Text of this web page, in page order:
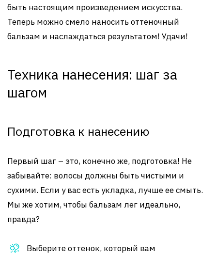
быть настоящим произведением искусства.
Теперь можно смело наносить оттеночный
бальзам и наслаждаться результатом! Удачи!
Техника нанесения: шаг за
шагом
Подготовка к нанесению
Первый шаг – это, конечно же, подготовка! Не
забывайте: волосы должны быть чистыми и
сухими. Если у вас есть укладка, лучше ее смыть.
Мы же хотим, чтобы бальзам лег идеально,
правда?
Выберите оттенок, который вам